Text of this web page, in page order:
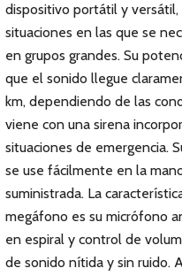
dispositivo portátil y
situaciones en las que se
en grupos grandes. Su
que el sonido llegue
km, dependiendo de las
viene con una sirena
situaciones de emergencia.
se use fácilmente en la
suministrada. La
megáfono es su micrófono
en espiral y control de
de sonido nítida y sin ruido.